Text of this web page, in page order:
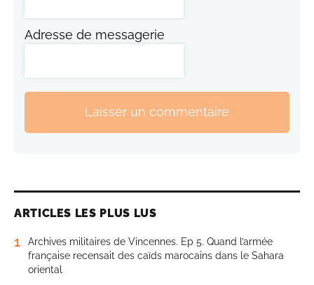
Adresse de messagerie
Laisser un commentaire
ARTICLES LES PLUS LUS
1
Archives militaires de Vincennes. Ep 5. Quand l’armée
française recensait des caïds marocains dans le Sahara
oriental